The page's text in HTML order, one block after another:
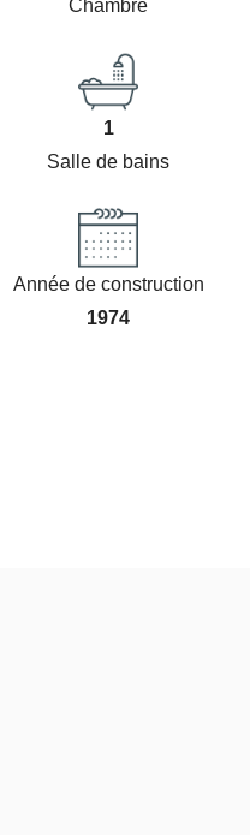
Chambre
1
Salle de bains
Année de construction
1974